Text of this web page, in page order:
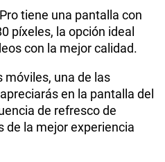
163.61 x 78.09 x 7.78 mm
Si
tiene una pantalla con
píxeles, la opción ideal
con la mejor calidad.
móviles, una de las
en la pantalla del
de refresco de
de la mejor experiencia